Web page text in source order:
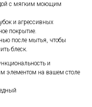
с мягким моющим
и агрессивных
покрытие.
после мытья, чтобы
блеск.
и
элементом на вашем столе